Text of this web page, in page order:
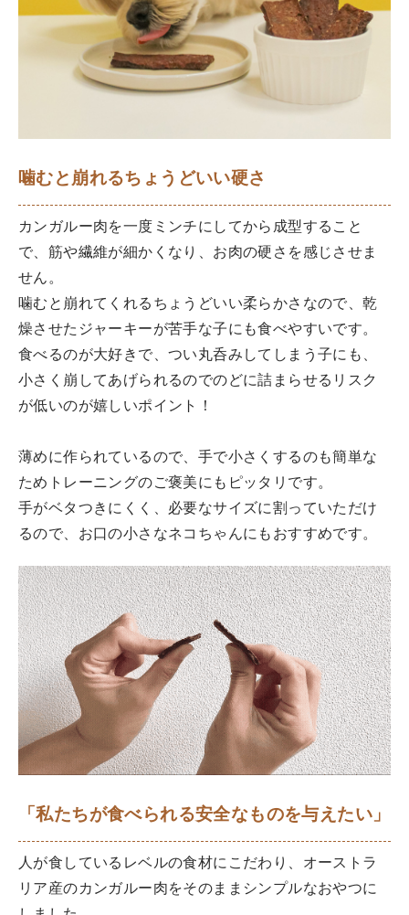
噛むと崩れるちょうどいい硬さ
カンガルー肉を一度ミンチにしてから成型すること
で、筋や繊維が細かくなり、お肉の硬さを感じさせま
せん。
噛むと崩れてくれるちょうどいい柔らかさなので、乾
燥させたジャーキーが苦手な子にも食べやすいです。
食べるのが大好きで、つい丸呑みしてしまう子にも、
小さく崩してあげられるのでのどに詰まらせるリスク
が低いのが嬉しいポイント！
薄めに作られているので、手で小さくするのも簡単な
ためトレーニングのご褒美にもピッタリです。
手がベタつきにくく、必要なサイズに割っていただけ
るので、お口の小さなネコちゃんにもおすすめです。
「私たちが食べられる安全なものを与えたい」
人が食しているレベルの食材にこだわり、オーストラ
リア産のカンガルー肉をそのままシンプルなおやつに